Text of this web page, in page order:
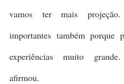
vamos ter mais
importantes também porque
experiências muito
afirmou.